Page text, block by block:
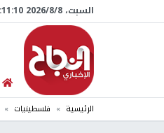
السبت، 8/‏8/‏2026 11:11:11 صباحاً
الرئيسية فلسطينيات